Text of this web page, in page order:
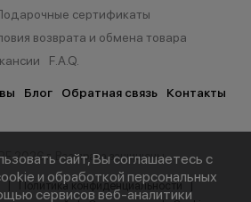
сертификаты
возврата и обмена товара
F.A.Q.
Блог Обратная связь Контакты
2026 г. Все права защищены.
Политика конфиденциальности
сайт, Вы соглашаетесь с
и обработкой персональных
сервисов веб-аналитики